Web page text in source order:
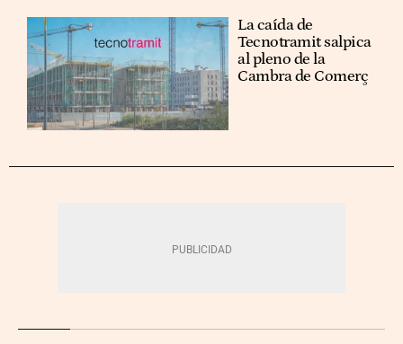
La caída de
Tecnotramit salpica
al pleno de la
Cambra de Comerç